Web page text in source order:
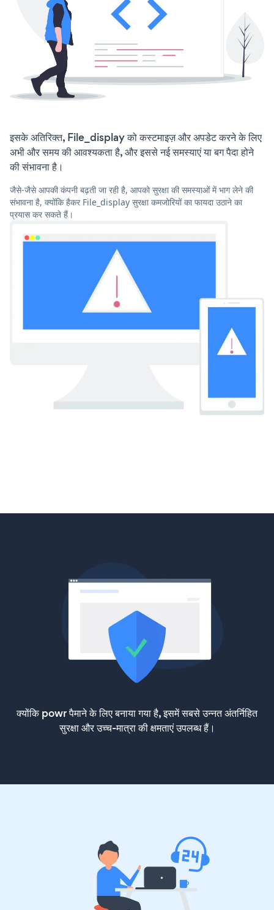
इसके अतिरिक्त, File_display को कस्टमाइज़ और अपडेट करने के लिए
अभी और समय की आवश्यकता है, और इससे नई समस्याएं या बग पैदा होने
की संभावना है।
जैसे-जैसे आपकी कंपनी बढ़ती जा रही है, आपको सुरक्षा की समस्याओं में भाग लेने की
संभावना है, क्योंकि हैकर File_display सुरक्षा कमजोरियों का फायदा उठाने का
प्रयास कर सकते हैं।
क्योंकि powr पैमाने के लिए बनाया गया है, इसमें सबसे उन्नत अंतर्निहित
सुरक्षा और उच्च-मात्रा की क्षमताएं उपलब्ध हैं।